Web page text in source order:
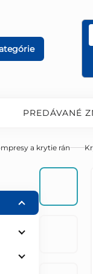
PREDÁVANÉ
a krytie rán